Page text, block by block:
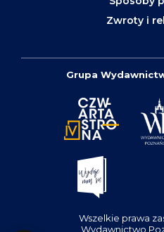
Zwroty i
Grupa
Wszelkie prawa
Wydawnictwo